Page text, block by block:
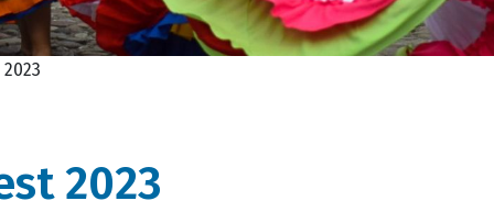
2023